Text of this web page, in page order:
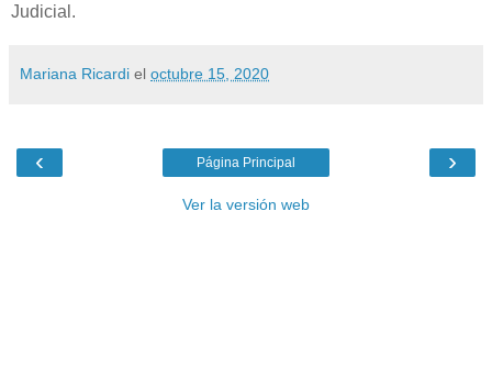
Judicial.
Mariana Ricardi el octubre 15, 2020
‹ ›
Página Principal
Ver la versión web